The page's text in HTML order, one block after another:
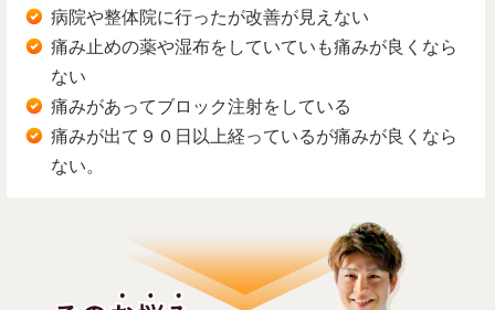
病院や整体院に行ったが改善が見えない
痛み止めの薬や湿布をしていていも痛みが良くなら
ない
痛みがあってブロック注射をしている
痛みが出て９０日以上経っているが痛みが良くなら
ない。